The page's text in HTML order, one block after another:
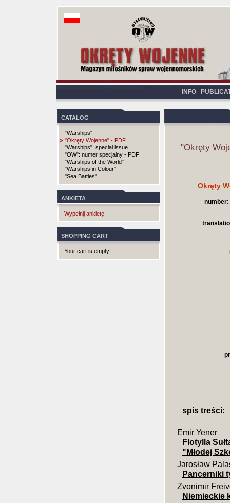
INFO
CATALOG
"Warships"
» "Okręty Wojenne" - PDF
"Warships": special issue
"OW": numer specjalny - PDF
"Warships of the World"
"Warships in Colour"
"Sea Battles"
ANKIETA
Wypełnij ankietę
SHOPPING CART
Your cart is empty!
"Okręty
Okręty
number:
spis treści:
Emir Yener
Flotylla
"Młodej
Jarosław
Pancerniki
Zvonimir
Niemieckie